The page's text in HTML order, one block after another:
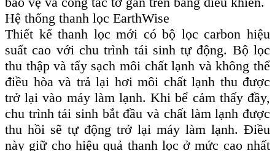
Hệ thống thanh lọc EarthWise
Thiết kế thanh lọc mới có bộ lọc carbon hiệu
suất cao với chu trình tái sinh tự động. Bộ lọc
thu thập và tẩy sạch môi chất lạnh và không thể
điều hòa và trả lại hơi môi chất lạnh thu được
trở lại vào máy làm lạnh. Khi bể cảm thấy đầy,
chu trình tái sinh bắt đầu và chất làm lạnh được
thu hồi sẽ tự động trở lại máy làm lạnh. Điều
này giữ cho hiệu quả thanh lọc ở mức cao nhất